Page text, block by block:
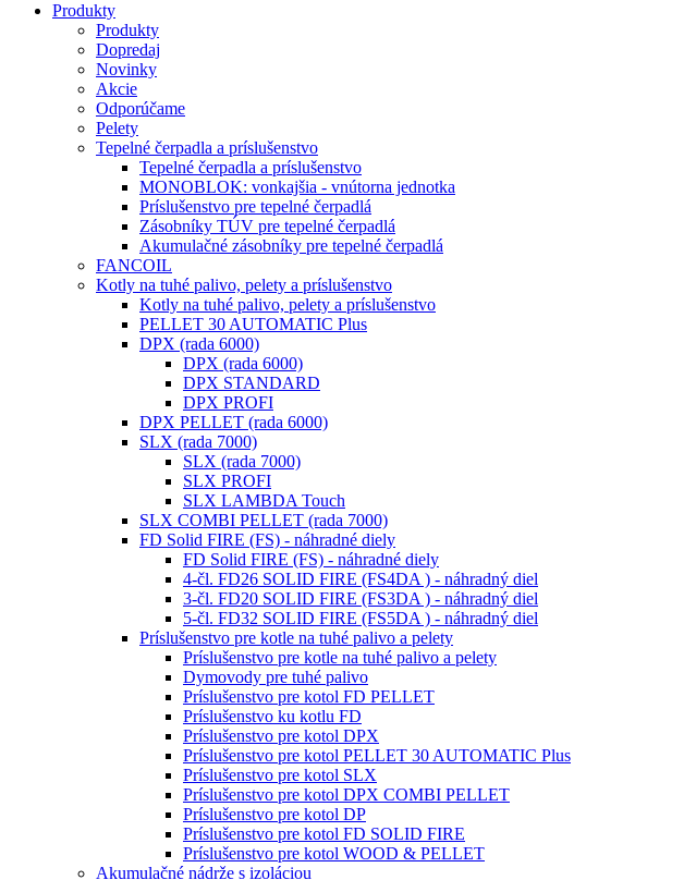
Produkty
Produkty
Dopredaj
Novinky
Akcie
Odporúčame
Pelety
Tepelné čerpadla a príslušenstvo
Tepelné čerpadla a príslušenstvo
MONOBLOK: vonkajšia - vnútorna jednotka
Príslušenstvo pre tepelné čerpadlá
Zásobníky TÚV pre tepelné čerpadlá
Akumulačné zásobníky pre tepelné čerpadlá
FANCOIL
Kotly na tuhé palivo, pelety a príslušenstvo
Kotly na tuhé palivo, pelety a príslušenstvo
PELLET 30 AUTOMATIC Plus
DPX (rada 6000)
DPX (rada 6000)
DPX STANDARD
DPX PROFI
DPX PELLET (rada 6000)
SLX (rada 7000)
SLX (rada 7000)
SLX PROFI
SLX LAMBDA Touch
SLX COMBI PELLET (rada 7000)
FD Solid FIRE (FS) - náhradné diely
FD Solid FIRE (FS) - náhradné diely
4-čl. FD26 SOLID FIRE (FS4DA ) - náhradný diel
3-čl. FD20 SOLID FIRE (FS3DA ) - náhradný diel
5-čl. FD32 SOLID FIRE (FS5DA ) - náhradný diel
Príslušenstvo pre kotle na tuhé palivo a pelety
Príslušenstvo pre kotle na tuhé palivo a pelety
Dymovody pre tuhé palivo
Príslušenstvo pre kotol FD PELLET
Príslušenstvo ku kotlu FD
Príslušenstvo pre kotol DPX
Príslušenstvo pre kotol PELLET 30 AUTOMATIC Plus
Príslušenstvo pre kotol SLX
Príslušenstvo pre kotol DPX COMBI PELLET
Príslušenstvo pre kotol DP
Príslušenstvo pre kotol FD SOLID FIRE
Príslušenstvo pre kotol WOOD & PELLET
Akumulačné nádrže s izoláciou